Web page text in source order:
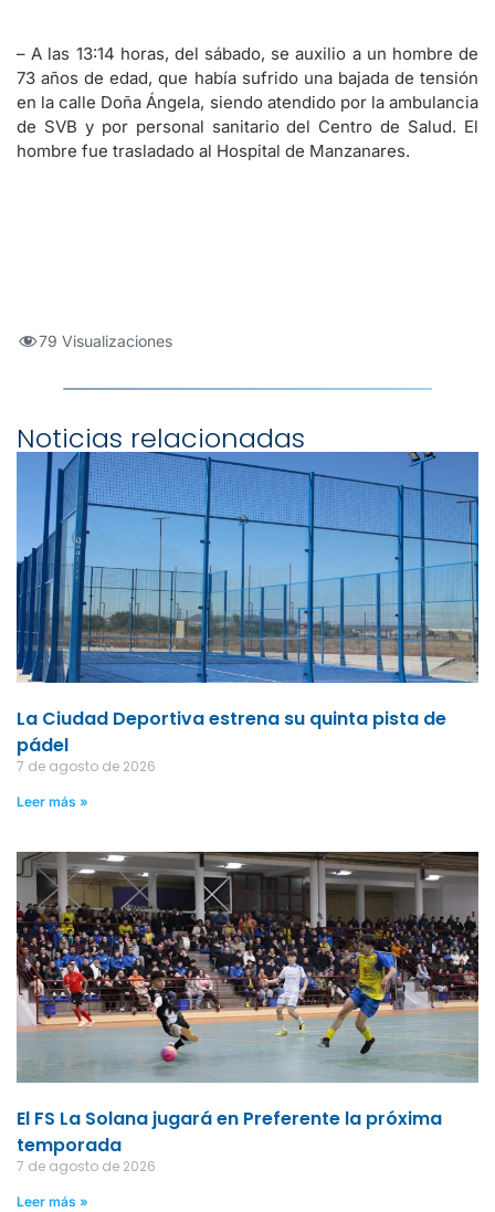
– A las 13:14 horas, del sábado, se auxilio a un hombre de
73 años de edad, que había sufrido una bajada de tensión
en la calle Doña Ángela, siendo atendido por la ambulancia
de SVB y por personal sanitario del Centro de Salud. El
hombre fue trasladado al Hospital de Manzanares.
79 Visualizaciones
Noticias relacionadas
La Ciudad Deportiva estrena su quinta pista de
pádel
7 de agosto de 2026
Leer más »
El FS La Solana jugará en Preferente la próxima
temporada
7 de agosto de 2026
Leer más »